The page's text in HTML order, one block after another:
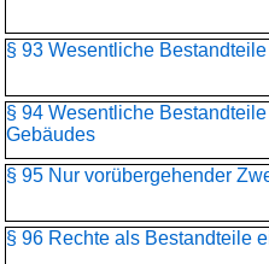
§ 93 Wesentliche
§ 94 Wesentliche
Gebäudes
§ 95 Nur vorübergehender
§ 96 Rechte als Bestandteile